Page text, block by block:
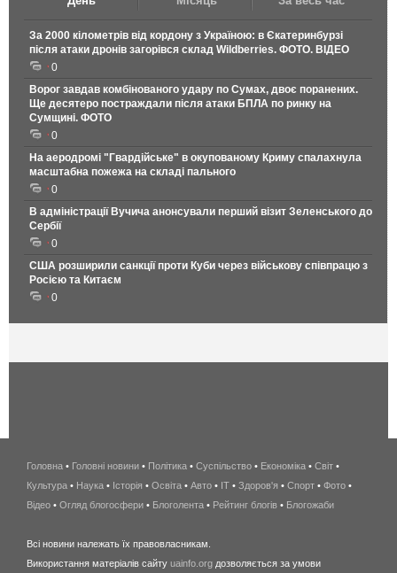
За 2000 кілометрів від кордону з Україною: в Єкатеринбурзі
після атаки дронів загорівся склад Wildberries. ФОТО. ВІДЕО
0
Ворог завдав комбінованого удару по Сумах, двоє поранених.
Ще десятеро постраждали після атаки БПЛА по ринку на
Сумщині. ФОТО
0
На аеродромі "Гвардійське" в окупованому Криму спалахнула
масштабна пожежа на складі пального
0
В адміністрації Вучича анонсували перший візит Зеленського до
Сербії
0
США розширили санкції проти Куби через військову співпрацю з
Росією та Китаєм
0
беспроводной
интернет
киев
wimax
Головна • Головні новини • Політика • Суспільство • Економіка • Світ •
Культура • Наука • Історія • Освіта • Авто • IT • Здоров'я • Спорт • Фото •
Відео • Огляд блогосфери • Блоголента • Рейтинг блогів • Блогожаби
Всі новини належать їх правовласникам.
Використання матеріалів сайту uainfo.org дозволяється за умови